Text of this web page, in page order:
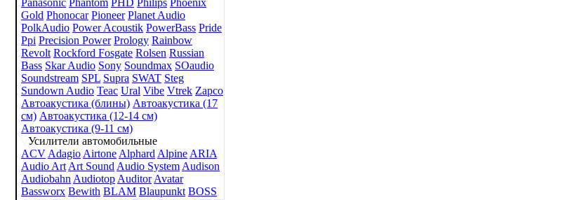
Panasonic Phantom PHD Philips Phoenix
Gold Phonocar Pioneer Planet Audio
PolkAudio Power Acoustik PowerBass Pride
Ppi Precision Power Prology Rainbow
Revolt Rockford Fosgate Rolsen Russian
Bass Skar Audio Sony Soundmax SOaudio
Soundstream SPL Supra SWAT Steg
Sundown Audio Teac Ural Vibe Vtrek Zapco
Автоакустика (блины) Автоакустика (17
см) Автоакустика (12-14 см)
Автоакустика (9-11 см)
Усилители автомобильные
ACV Adagio Airtone Alphard Alpine ARIA
Audio Art Art Sound Audio System Audison
Audiobahn Audiotop Auditor Avatar
Bassworx Bewith BLAM Blaupunkt BOSS